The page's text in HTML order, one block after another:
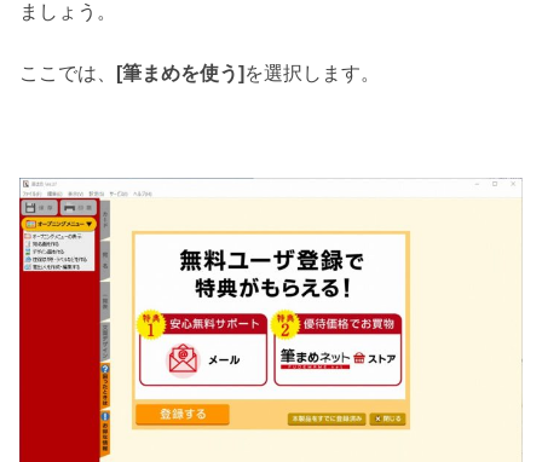
ましょう。
ここでは、 [筆まめを使う] を選択します。